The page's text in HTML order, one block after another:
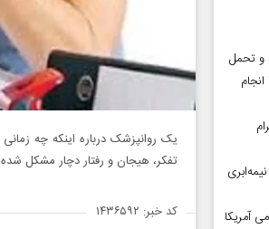
یک روانپزشک درباره اینکه چه
تفکر، هیجان و رفتار دچار مشکل
کد خبر: ۱۴۳۶۵۹۲
و تحمل
آمریکا